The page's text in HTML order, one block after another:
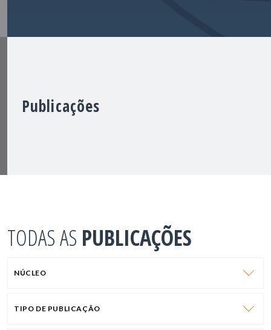
Publicações
TODAS AS PUBLICAÇÕES
NÚCLEO
TIPO DE PUBLICAÇÃO